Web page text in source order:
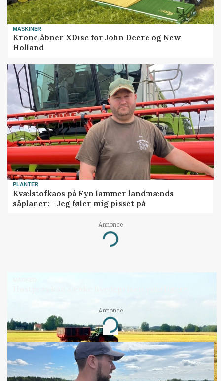
MASKINER
Krone åbner XDisc for John Deere og New
Holland
PLANTER
Kvælstofkaos på Fyn lammer landmænds
såplaner: - Jeg føler mig pisset på
Annonce
Loading...
Annonce
Loading...